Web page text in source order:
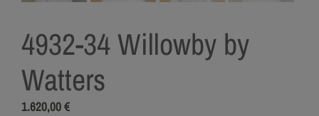
4932-34 Willowby by
Watters
1.620,00€